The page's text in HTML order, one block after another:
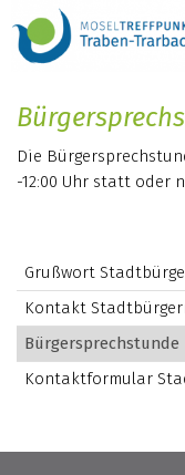
Die
-12:00 Uhr statt oder
Grußwort
Kontakt
Bürgersprechstunde
Kontaktformular